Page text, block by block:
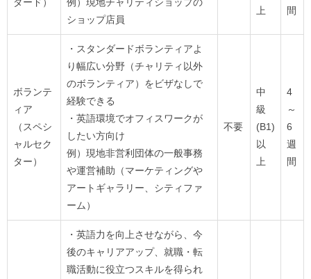
ダード）
例）現地チャリティショップの
ショップ店員
上 間
ボランテ
ィア
（スペシ
ャルセク
ター）
・スタンダードボランティアよ
り幅広い分野（チャリティ以外
のボランティア）をビザなしで
経験できる
・英語環境でオフィスワークが
したい方向け
例）現地非営利団体の一般事務
や運営補助（マーケティングや
アートギャラリー、シティファ
ーム）
不要
中
級
(B1)
以
上
4
～
6
週
間
・英語力を向上させながら、今
後のキャリアアップ、就職・転
職活動に役立つスキルを得られ